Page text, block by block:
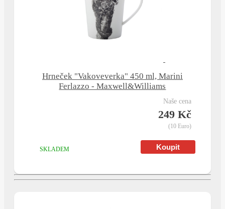
Hrneček "Vakoveverka" 450 ml, Marini
Ferlazzo - Maxwell&Williams
naše cena
249 Kč
(10 Euro)
SKLADEM